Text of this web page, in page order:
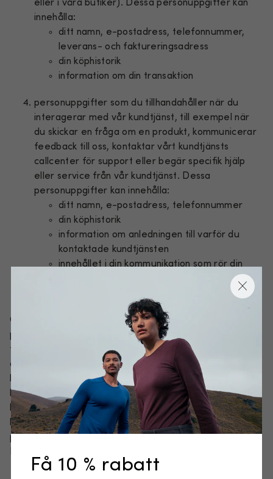
eller i våra butiker). Dessa personuppgifter kan
innehålla:
ditt namn, e-postadress, telefonnummer,
leverans- och faktureringsadress
din köphistorik
information om din transaktion
personuppgifter som du tillhandahåller när du
interagerar med vår kundtjänst, till exempel när
du skickar en fråga om en produkt, kommunicerar
feedback till oss, kontaktar vårt kundtjänsts
callcenter för support eller begär specifik hjälp
eller service från vår kundtjänst. Dessa
personuppgifter kan innehålla:
ditt namn, e-postadress, telefonnummer
din köphistorik
information om anledningen till varför du
kontaktade kundtjänsten
innehållet i din kommunikation som rör din
"Ytterligare information om vår kundtjänst"
Om du har försett oss
personuppgifter om en annan
person
(till exempel när du använder funktionen e-post
till en vän, presentkortfunktioner eller för andra
ändamål), i den utsträckning som tillåts av tillämpliga
lagar bekräftar du härmed att du har rätt att
kommunicera sådana personuppgifter till oss och att du
har informerat personen om - och vid behov har fått
hans/hennes samtycke till - behandlingen av his/hennes
personuppgifter för de syften som anges i denna
Få 10 % rabatt